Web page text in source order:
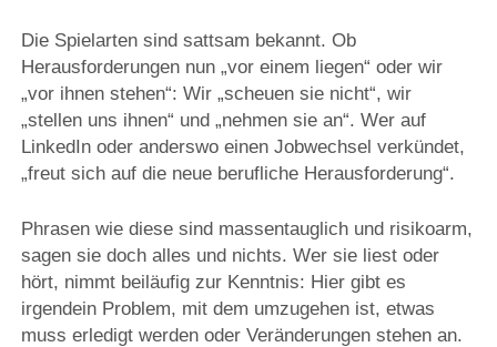
Die Spielarten sind sattsam bekannt. Ob
Herausforderungen nun „vor einem liegen“ oder wir
„vor ihnen stehen“: Wir „scheuen sie nicht“, wir
„stellen uns ihnen“ und „nehmen sie an“. Wer auf
LinkedIn oder anderswo einen Jobwechsel verkündet,
„freut sich auf die neue berufliche Herausforderung“.
Phrasen wie diese sind massentauglich und risikoarm,
sagen sie doch alles und nichts. Wer sie liest oder
hört, nimmt beiläufig zur Kenntnis: Hier gibt es
irgendein Problem, mit dem umzugehen ist, etwas
muss erledigt werden oder Veränderungen stehen an.